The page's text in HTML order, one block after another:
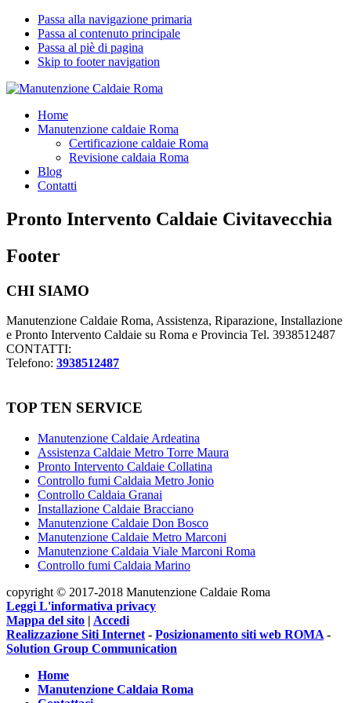
Passa alla navigazione primaria
Passa al contenuto principale
Passa al piè di pagina
Skip to footer navigation
Manutenzione Caldaie Roma
Pronto Intervento Caldaie Roma
Home
Manutenzione caldaie Roma
Certificazione caldaie Roma
Revisione caldaia Roma
Blog
Contatti
Pronto Intervento Caldaie Civitavecchia
Footer
CHI SIAMO
Manutenzione Caldaie Roma, Assistenza, Riparazione, Installazione
e Pronto Intervento Caldaie su Roma e Provincia Tel. 3938512487
CONTATTI:
Telefono: 3938512487
TOP TEN SERVICE
Manutenzione Caldaie Ardeatina
Assistenza Caldaie Metro Torre Maura
Pronto Intervento Caldaie Collatina
Controllo fumi Caldaia Metro Jonio
Controllo Caldaia Granai
Installazione Caldaie Bracciano
Manutenzione Caldaie Don Bosco
Manutenzione Caldaie Metro Marconi
Manutenzione Caldaia Viale Marconi Roma
Controllo fumi Caldaia Marino
copyright © 2017-2018 Manutenzione Caldaie Roma
Leggi L'informativa privacy
Mappa del sito | Accedi
Realizzazione Siti Internet - Posizionamento siti web ROMA -
Solution Group Communication
Home
Manutenzione Caldaia Roma